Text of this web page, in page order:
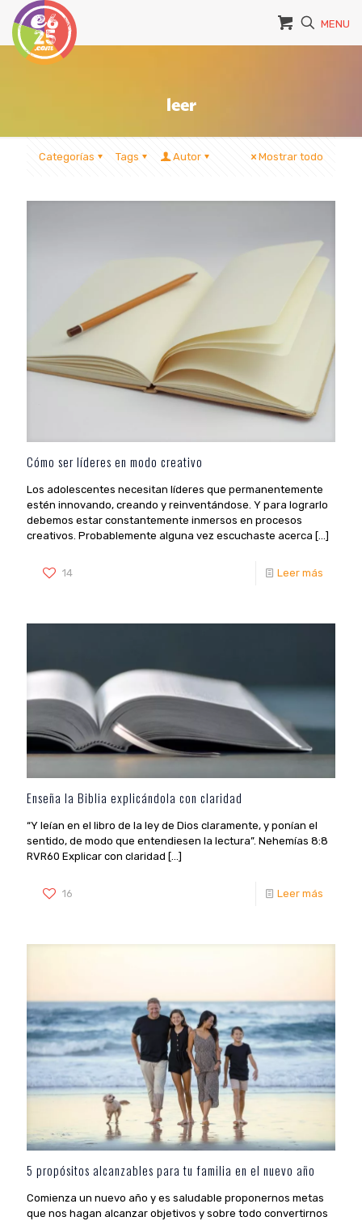
MENU
leer
Categorías Tags Autor Mostrar todo
Cómo ser líderes en modo creativo
Los adolescentes necesitan líderes que permanentemente
estén innovando, creando y reinventándose. Y para lograrlo
debemos estar constantemente inmersos en procesos
creativos. Probablemente alguna vez escuchaste acerca […]
14 Leer más
Enseña la Biblia explicándola con claridad
“Y leían en el libro de la ley de Dios claramente, y ponían el
sentido, de modo que entendiesen la lectura”. Nehemías 8:8
RVR60 Explicar con claridad […]
16 Leer más
5 propósitos alcanzables para tu familia en el nuevo año
Comienza un nuevo año y es saludable proponernos metas
que nos hagan alcanzar objetivos y sobre todo convertirnos